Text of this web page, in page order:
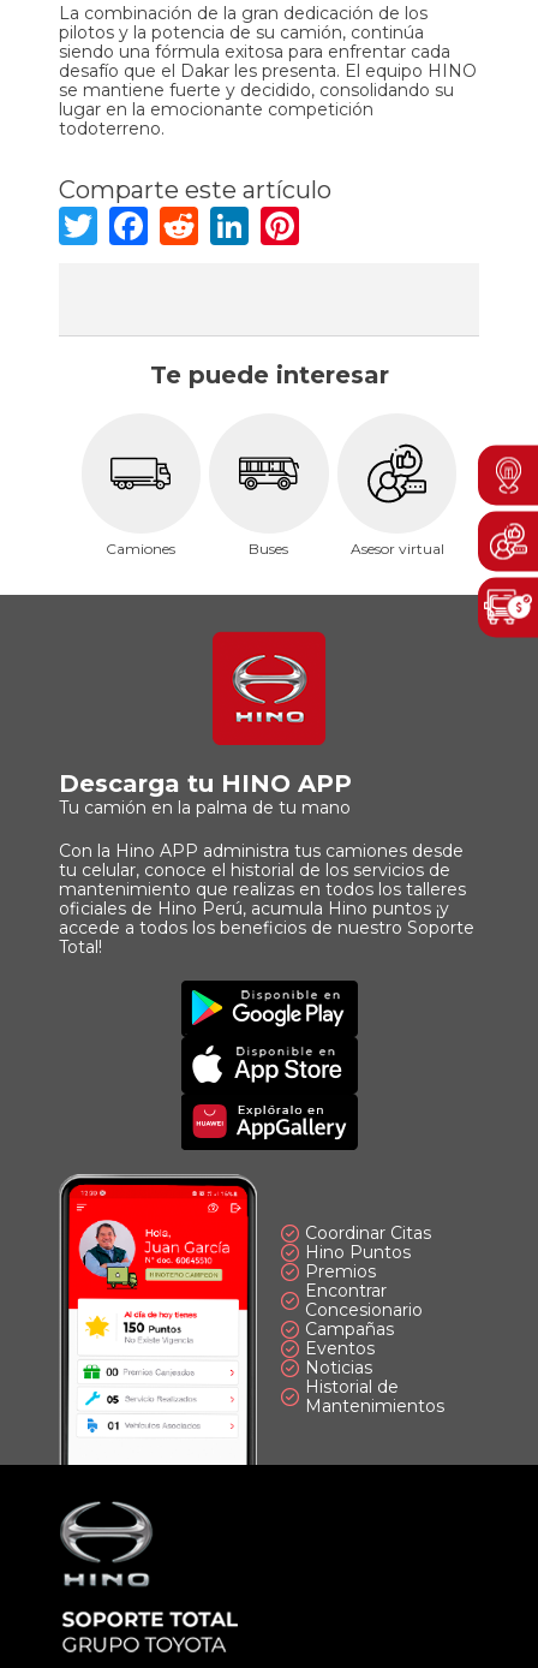
La combinación de la gran dedicación de los
pilotos y la potencia de su camión, continúa
siendo una fórmula exitosa para enfrentar cada
desafío que el Dakar les presenta. El equipo HINO
se mantiene fuerte y decidido, consolidando su
lugar en la emocionante competición
todoterreno.
Comparte este artículo
Twitter
Facebook
RedditLinkedIn
Te puede interesar
Camiones Buses Asesor virtual
Descarga tu HINO APP
Tu camión en la palma de tu mano
Con la Hino APP administra tus camiones desde
tu celular, conoce el historial de los servicios de
mantenimiento que realizas en todos los talleres
oficiales de Hino Perú, acumula Hino puntos ¡y
accede a todos los beneficios de nuestro Soporte
Total!
Imagen
Principal
Imagen
Principal
Imagen
Principal
Coordinar Citas
Hino Puntos
Premios
Encontrar
Concesionario
Campañas
Eventos
Noticias
Historial de
Mantenimientos